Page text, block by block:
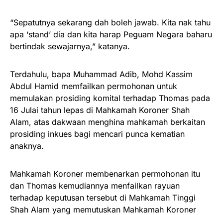
“Sepatutnya sekarang dah boleh jawab. Kita nak tahu
apa ‘stand’ dia dan kita harap Peguam Negara baharu
bertindak sewajarnya,” katanya.
Terdahulu, bapa Muhammad Adib, Mohd Kassim
Abdul Hamid memfailkan permohonan untuk
memulakan prosiding komital terhadap Thomas pada
16 Julai tahun lepas di Mahkamah Koroner Shah
Alam, atas dakwaan menghina mahkamah berkaitan
prosiding inkues bagi mencari punca kematian
anaknya.
Mahkamah Koroner membenarkan permohonan itu
dan Thomas kemudiannya menfailkan rayuan
terhadap keputusan tersebut di Mahkamah Tinggi
Shah Alam yang memutuskan Mahkamah Koroner